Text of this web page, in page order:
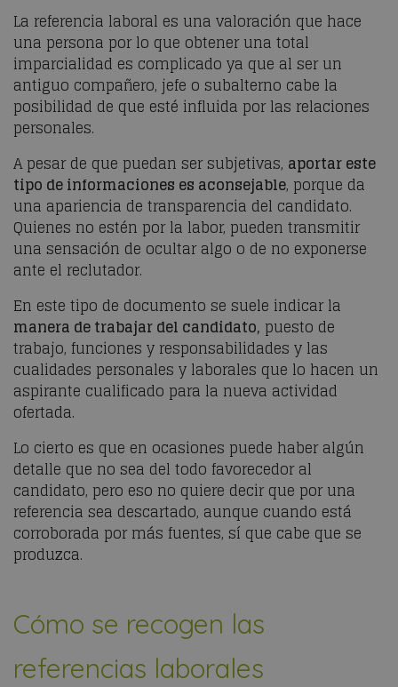
La referencia laboral es una valoración que hace
una persona por lo que obtener una total
imparcialidad es complicado ya que al ser un
antiguo compañero, jefe o subalterno cabe la
posibilidad de que esté influida por las relaciones
personales.
A pesar de que puedan ser subjetivas, aportar este
tipo de informaciones es aconsejable, porque da
una apariencia de transparencia del candidato.
Quienes no estén por la labor, pueden transmitir
una sensación de ocultar algo o de no exponerse
ante el reclutador.
En este tipo de documento se suele indicar la
manera de trabajar del candidato, puesto de
trabajo, funciones y responsabilidades y las
cualidades personales y laborales que lo hacen un
aspirante cualificado para la nueva actividad
ofertada.
Lo cierto es que en ocasiones puede haber algún
detalle que no sea del todo favorecedor al
candidato, pero eso no quiere decir que por una
referencia sea descartado, aunque cuando está
corroborada por más fuentes, sí que cabe que se
produzca.
Cómo se recogen las
referencias laborales